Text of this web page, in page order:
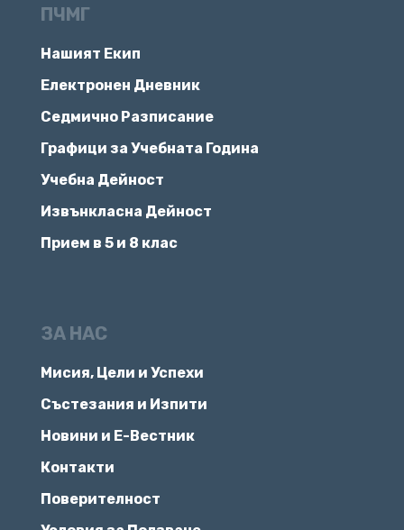
ПЧМГ
Нашият Екип
Електронен Дневник
Седмично Разписание
Графици за Учебната Година
Учебна Дейност
Извънкласна Дейност
Прием в 5 и 8 клас
ЗА НАС
Мисия, Цели и Успехи
Състезания и Изпити
Новини и Е-Вестник
Контакти
Поверителност